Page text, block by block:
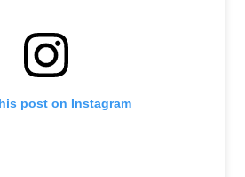
post on Instagram